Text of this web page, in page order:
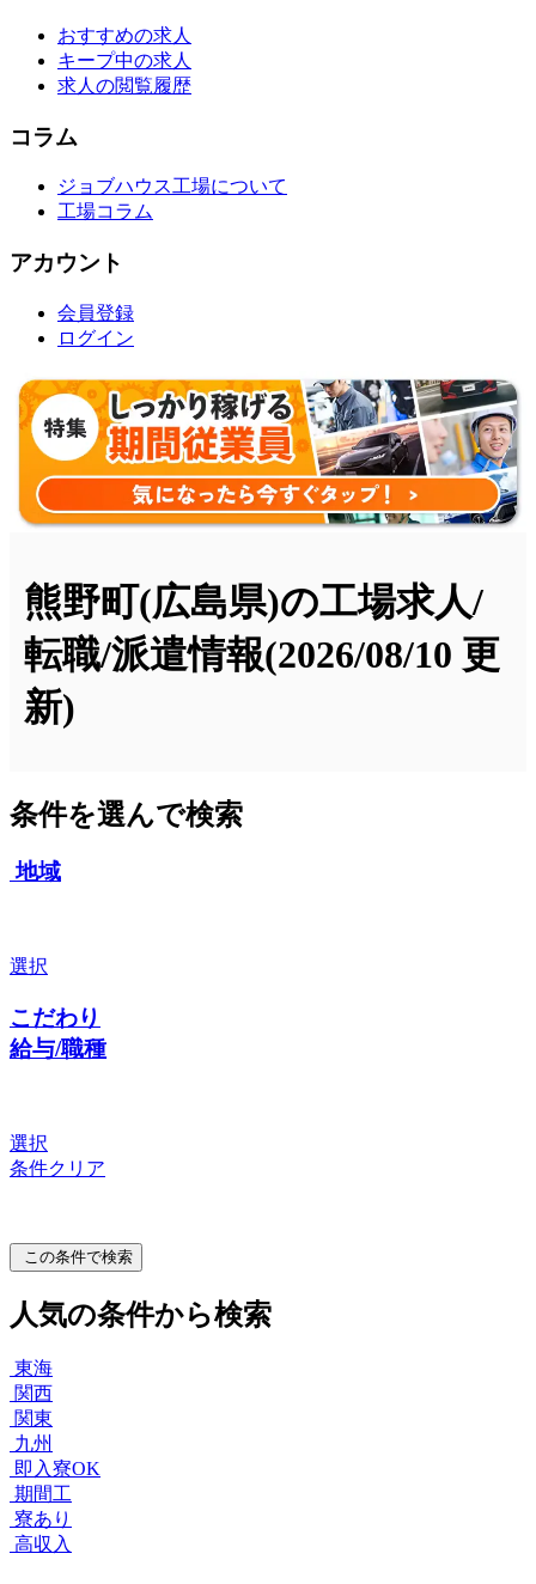
おすすめの求人
キープ中の求人
求人の閲覧履歴
コラム
ジョブハウス工場について
工場コラム
アカウント
会員登録
ログイン
熊野町(広島県)の工場求人/
転職/派遣情報(2026/08/10 更
新)
条件を選んで検索
地域
選択
こだわり
給与/職種
選択
条件クリア
この条件で検索
人気の条件から検索
東海
関西
関東
九州
即入寮OK
期間工
寮あり
高収入